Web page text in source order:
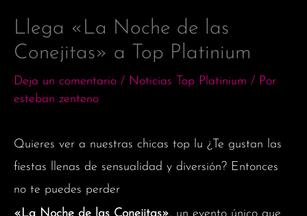
Llega «La Noche de las
Conejitas» a Top Platinium
Deja un comentario / Noticias Top Platinium / Por
esteban zenteno
Quieres ver a nuestras chicas top lu ¿Te gustan las
fiestas llenas de sensualidad y diversión? Entonces
no te puedes perder